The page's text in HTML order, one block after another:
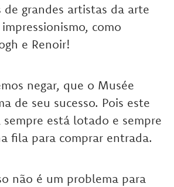
de grandes artistas da arte
como
e Renoir!
negar, que o Musée
de seu sucesso. Pois este
sempre está lotado e sempre
fila para comprar entrada.
não é um problema para